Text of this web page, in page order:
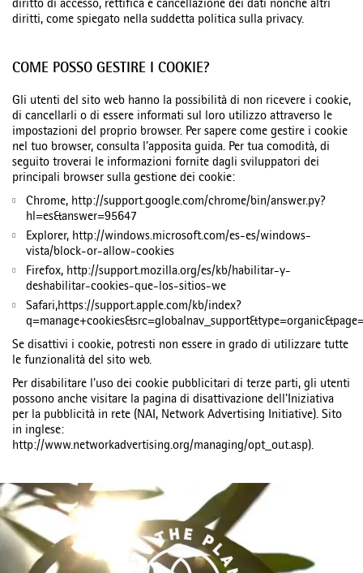
diritto di accesso, rettifica e cancellazione dei dati nonché altri
diritti, come spiegato nella suddetta politica sulla privacy.
COME POSSO GESTIRE I COOKIE?
Gli utenti del sito web hanno la possibilità di non ricevere i cookie,
di cancellarli o di essere informati sul loro utilizzo attraverso le
impostazioni del proprio browser. Per sapere come gestire i cookie
nel tuo browser, consulta l’apposita guida. Per tua comodità, di
seguito troverai le informazioni fornite dagli sviluppatori dei
principali browser sulla gestione dei cookie:
Chrome, http://support.google.com/chrome/bin/answer.py?
hl=es&answer=95647
Explorer, http://windows.microsoft.com/es-es/windows-
vista/block-or-allow-cookies
Firefox, http://support.mozilla.org/es/kb/habilitar-y-
deshabilitar-cookies-que-los-sitios-we
Safari,https://support.apple.com/kb/index?
Se disattivi i cookie, potresti non essere in grado di utilizzare tutte
le funzionalità del sito web.
Per disabilitare l’uso dei cookie pubblicitari di terze parti, gli utenti
possono anche visitare la pagina di disattivazione dell’Iniziativa
per la pubblicità in rete (NAI, Network Advertising Initiative). Sito
in inglese:
http://www.networkadvertising.org/managing/opt_out.asp).